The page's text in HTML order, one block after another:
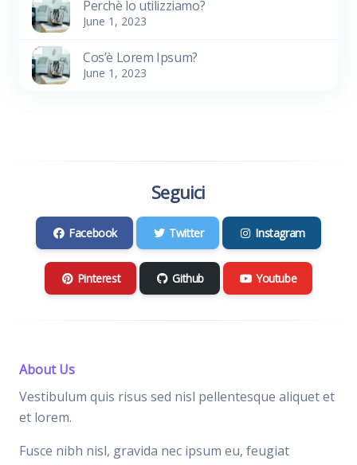
Perchè lo utilizziamo?
June 1, 2023
Cos’è Lorem Ipsum?
June 1, 2023
Seguici
Facebook Twitter Instagram
Pinterest Github Youtube
About Us
Vestibulum quis risus sed nisl pellentesque aliquet et
et lorem.
Fusce nibh nisl, gravida nec ipsum eu, feugiat